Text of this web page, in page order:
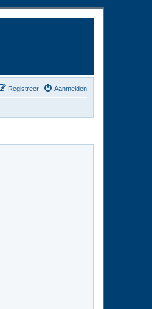
Aanmelden
Registreer